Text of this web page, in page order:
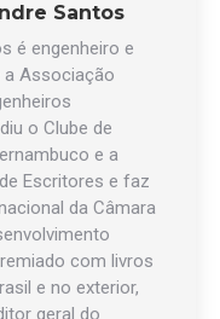
Santos
é engenheiro e
a Associação
o Clube de
e a
Escritores e faz
da Câmara
com livros
e no exterior,
geral do